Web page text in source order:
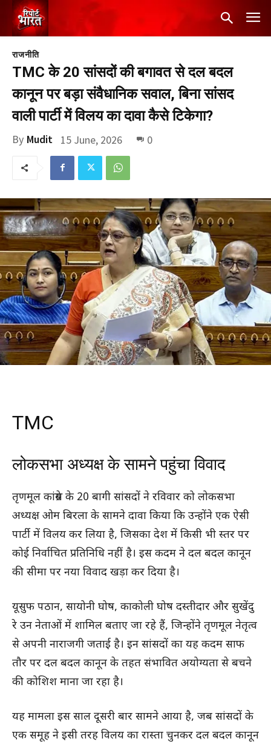
राजनीति
TMC के 20 सांसदों की बगावत से दल बदल
कानून पर बड़ा संवैधानिक सवाल, बिना सांसद
वाली पार्टी में विलय का दावा कैसे टिकेगा?
By Mudit 15 June, 2026 0
TMC
लोकसभा अध्यक्ष के सामने पहुंचा विवाद
तृणमूल कांग्रेस के 20 बागी सांसदों ने रविवार को लोकसभा
अध्यक्ष ओम बिरला के सामने दावा किया कि उन्होंने एक ऐसी
पार्टी में विलय कर लिया है, जिसका देश में किसी भी स्तर पर
कोई निर्वाचित प्रतिनिधि नहीं है। इस कदम ने दल बदल कानून
की सीमा पर नया विवाद खड़ा कर दिया है।
यूसुफ पठान, सायोनी घोष, काकोली घोष दस्तीदार और सुखेंदु
रे उन नेताओं में शामिल बताए जा रहे हैं, जिन्होंने तृणमूल नेतृत्व
से अपनी नाराजगी जताई है। इन सांसदों का यह कदम साफ
तौर पर दल बदल कानून के तहत संभावित अयोग्यता से बचने
की कोशिश माना जा रहा है।
यह मामला इस साल दूसरी बार सामने आया है, जब सांसदों के
एक समूह ने इसी तरह विलय का रास्ता चुनकर दल बदल कानून